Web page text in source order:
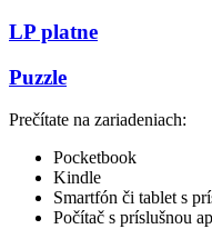
LP platne
Puzzle
Prečítate na zariadeniach:
Pocketbook
Kindle
Smartfón či tablet s
Počítač s príslušnou